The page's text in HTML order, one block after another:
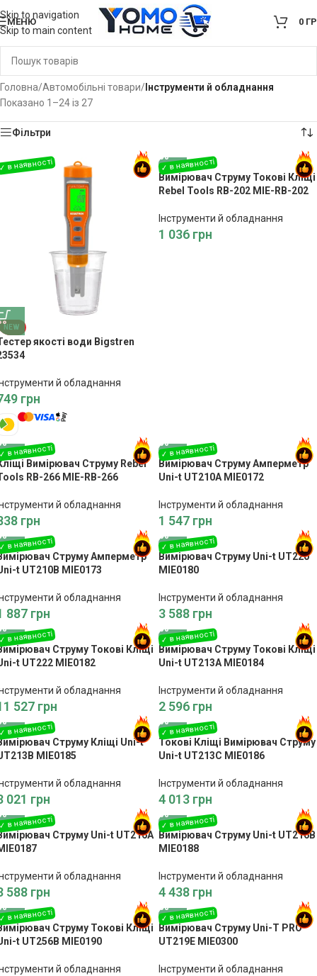
Skip to navigation
Skip to main content
МЕНЮ 0
Головна/Автомобільні товари/ Інструменти й обладнання
Показано 1–24 із 27
Фільтри
NEW
якості води Bigstren
й обладнання
грн
Вимірювач Струму Токові Кліщі
Rebel Tools RB-202 MIE-RB-202
Інструменти й обладнання
1 036 грн
Вимірювач Струму Rebel
RB-266 MIE-RB-266
й обладнання
грн
Вимірювач Струму Амперметр
Uni-t UT210A MIE0172
Інструменти й обладнання
1 547 грн
Струму Амперметр
t UT210B MIE0173
й обладнання
887 грн
Вимірювач Струму Uni-t UT220
MIE0180
Інструменти й обладнання
3 588 грн
Струму Токові Кліщі
t UT222 MIE0182
й обладнання
527 грн
Вимірювач Струму Токові Кліщі
Uni-t UT213A MIE0184
Інструменти й обладнання
2 596 грн
Струму Кліщі Uni-t
MIE0185
й обладнання
021 грн
Токові Кліщі Вимірювач Струму
Uni-t UT213C MIE0186
Інструменти й обладнання
4 013 грн
Струму Uni-t UT216A
й обладнання
588 грн
Вимірювач Струму Uni-t UT216B
MIE0188
Інструменти й обладнання
4 438 грн
Струму Токові Кліщі
t UT256B MIE0190
й обладнання
Вимірювач Струму Uni-T PRO
UT219E MIE0300
Інструменти й обладнання